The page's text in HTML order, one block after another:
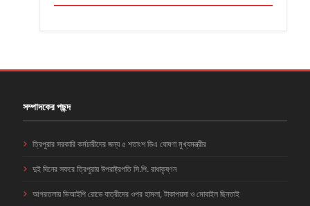
সম্পাদকের পছন্দ
ত্রিপুরার সরকারি কর্মচারীদের জন্য ৫ শতাংশ ডিএ ঘোষণা মুখ্যমন্ত্রীর
দুই দিনের সফরে ত্রিপুরায় উপরাষ্ট্রপতি সি.পি. রাধাকৃষ্ণন
আগরতলায় ভিআইপি রোডে যাত্রীদের ওপর হামলা, টাকাপয়সা ও মোবাইল ছিনতাই